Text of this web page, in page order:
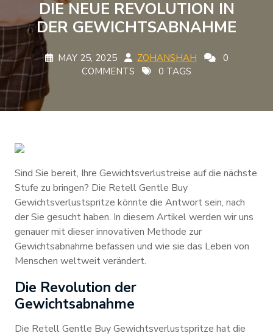
DIE NEUE REVOLUTION IN
DER GEWICHTSABNAHME
MAY 25, 2025 ZOHANSHAH
0
COMMENTS
0 TAGS
Sind Sie bereit, Ihre Gewichtsverlustreise auf die nächste
Stufe zu bringen? Die Retell Gentle Buy
Gewichtsverlustspritze könnte die Antwort sein, nach
der Sie gesucht haben. In diesem Artikel werden wir uns
genauer mit dieser innovativen Methode zur
Gewichtsabnahme befassen und wie sie das Leben von
Menschen weltweit verändert.
Die Revolution der
Gewichtsabnahme
Die Retell Gentle Buy Gewichtsverlustspritze hat die